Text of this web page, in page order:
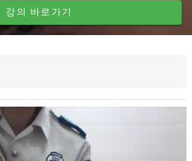
강의 바로가기